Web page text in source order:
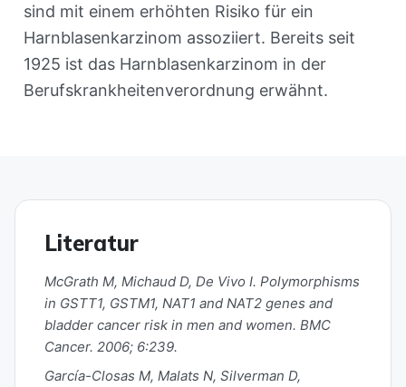
sind mit einem erhöhten Risiko für ein
Harnblasenkarzinom assoziiert. Bereits seit
1925 ist das Harnblasenkarzinom in der
Berufskrankheitenverordnung erwähnt.
Literatur
McGrath M, Michaud D, De Vivo I. Polymorphisms
in GSTT1, GSTM1, NAT1 and NAT2 genes and
bladder cancer risk in men and women. BMC
Cancer. 2006; 6:239.
García-Closas M, Malats N, Silverman D,